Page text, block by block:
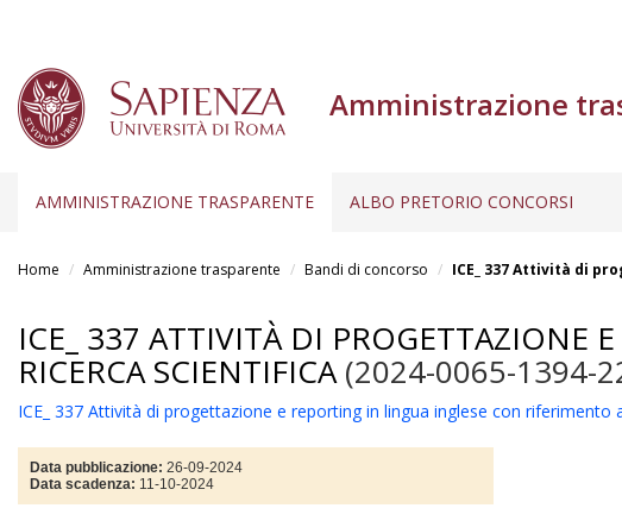
Amministrazione
AMMINISTRAZIONE TRASPARENTE ALBO PRETORIO CONCORSI
Home Amministrazione trasparente Bandi di concorso ICE_ 337 Attività di
ICE_ 337 ATTIVITÀ DI PROGETTAZIONE
RICERCA SCIENTIFICA(2024-0065-1394-
ICE_ 337 Attività di progettazione e reporting in lingua inglese con riferimento
Data pubblicazione: 26-09-2024
Data scadenza: 11-10-2024